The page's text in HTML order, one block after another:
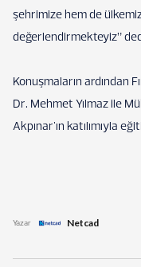
şehrimize hem de
değerlendirmekteyiz”
Konuşmaların ardından
Dr. Mehmet Yılmaz ile
Akpınar'ın katılımıyla
Yazar Netcad